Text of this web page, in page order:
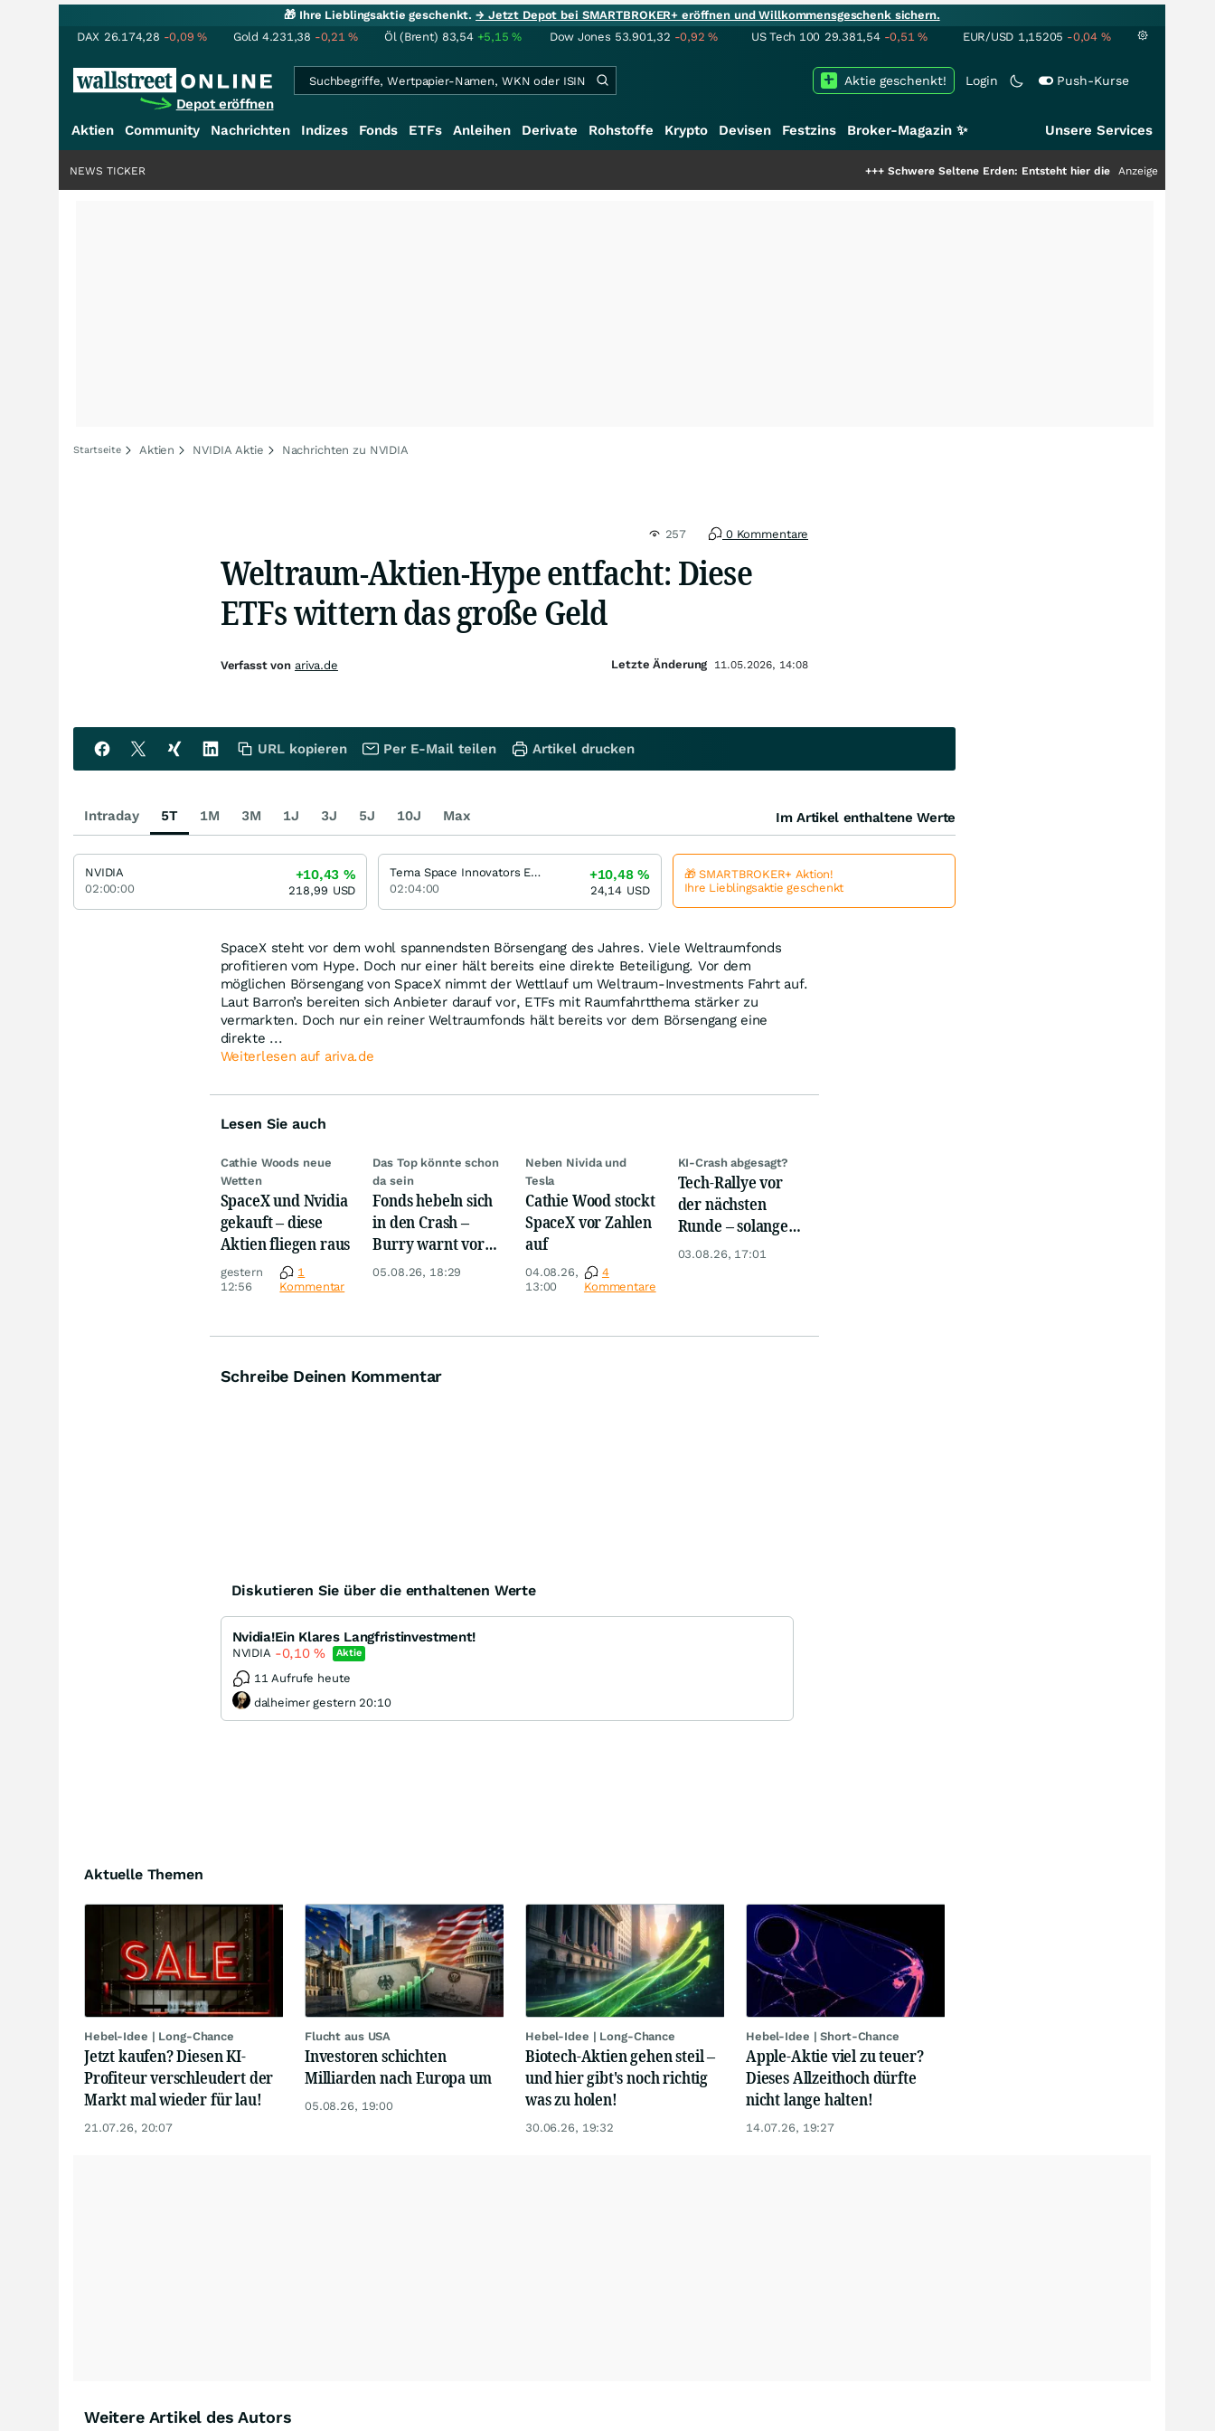
🎁 Ihre Lieblingsaktie geschenkt.→ Jetzt Depot bei SMARTBROKER+ eröffnen und Willkommensgeschenk sichern.
DAX 26.174,28 -0,09% Gold 4.231,38 -0,21% Öl (Brent) 83,54 +5,15% Dow Jones 53.901,32 -0,92% US Tech 100 29.381,54 -0,51% EUR/USD 1,15205 -0,04 %
Depot eröffnen
Login Push-Kurse
Aktie geschenkt!
Aktien Community Nachrichten Indizes Fonds ETFs Anleihen Derivate Rohstoffe Krypto Devisen Festzins Broker-Magazin ✨ Unsere Services
Schwere Seltene Erden: Entsteht hier die nächste Milliardenstory?
Anzeige
NEWS TICKER
Startseite Aktien NVIDIA Aktie Nachrichten zu NVIDIA
257 0 Kommentare
Weltraum-Aktien-Hype entfacht: Diese
ETFs wittern das große Geld
SpaceX steht vor dem wohl spannendsten Börsengang des Jahres. Viele Weltraumfonds
profitieren vom Hype. Doch nur einer hält bereits eine direkte Beteiligung. Vor dem
möglichen Börsengang von SpaceX nimmt der Wettlauf um Weltraum-Investments Fahrt auf.
Laut Barron’s bereiten sich Anbieter darauf vor, ETFs mit Raumfahrtthema stärker zu
vermarkten. Doch nur ein reiner Weltraumfonds hält bereits vor dem Börsengang eine
direkte ...
Weiterlesen auf ariva.de
Lesen Sie auch
Cathie Woods neue
Wetten
SpaceX und Nvidia
gekauft – diese
Aktien fliegen raus
gestern
12:56
1
Kommentar
Das Top könnte schon
da sein
Fonds hebeln sich
in den Crash –
Burry warnt vor
einem Absturz wie
05.08.26, 18:29
Neben Nivida und
Tesla
Cathie Wood stockt
SpaceX vor Zahlen
auf
04.08.26,
13:00
4
Kommentare
KI-Crash abgesagt?
Tech-Rallye vor
der nächsten
Runde – solange
diese eine Zahl
03.08.26, 17:01
Schreibe Deinen Kommentar
Diskutieren Sie über die enthaltenen Werte
Nvidia!Ein Klares Langfristinvestment!
NVIDIA -0,10% Aktie
11 Aufrufe heute
dalheimer gestern 20:10
Aktuelle Themen
Hebel-Idee | Long-Chance
Jetzt kaufen? Diesen KI-
Profiteur verschleudert der
Markt mal wieder für lau!
21.07.26, 20:07
Flucht aus USA
Investoren schichten
Milliarden nach Europa um
05.08.26, 19:00
Hebel-Idee | Long-Chance
Biotech-Aktien gehen steil –
und hier gibt's noch richtig
was zu holen!
30.06.26, 19:32
Hebel-Idee | Short-Chance
Apple-Aktie viel zu teuer?
Dieses Allzeithoch dürfte
nicht lange halten!
14.07.26, 19:27
Weitere Artikel des Autors
Verfasst von ariva.de Letzte Änderung 11.05.2026, 14:08
URL kopieren Per E-Mail teilen Artikel drucken
Intraday 5T 1M 3M 1J 3J 5J 10J Max Im Artikel enthaltene Werte
NVIDIA
02:00:00
+10,43 %
218,99 USD
Tema Space Innovators ETF
02:04:00
+10,48 %
24,14 USD
🎁 SMARTBROKER+ Aktion!
Ihre Lieblingsaktie geschenkt